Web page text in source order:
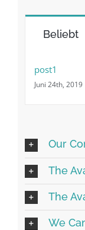
Beliebt
post1
Juni 24th, 2019
Our
The
The
We